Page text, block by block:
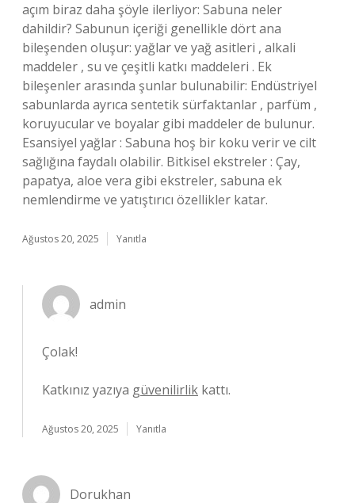
açım biraz daha şöyle ilerliyor: Sabuna neler
dahildir? Sabunun içeriği genellikle dört ana
bileşenden oluşur: yağlar ve yağ asitleri , alkali
maddeler , su ve çeşitli katkı maddeleri . Ek
bileşenler arasında şunlar bulunabilir: Endüstriyel
sabunlarda ayrıca sentetik sürfaktanlar , parfüm ,
koruyucular ve boyalar gibi maddeler de bulunur.
Esansiyel yağlar : Sabuna hoş bir koku verir ve cilt
sağlığına faydalı olabilir. Bitkisel ekstreler : Çay,
papatya, aloe vera gibi ekstreler, sabuna ek
nemlendirme ve yatıştırıcı özellikler katar.
Ağustos 20, 2025 Yanıtla
admin
Çolak!
Katkınız yazıya güvenilirlik kattı.
Ağustos 20, 2025 Yanıtla
Dorukhan